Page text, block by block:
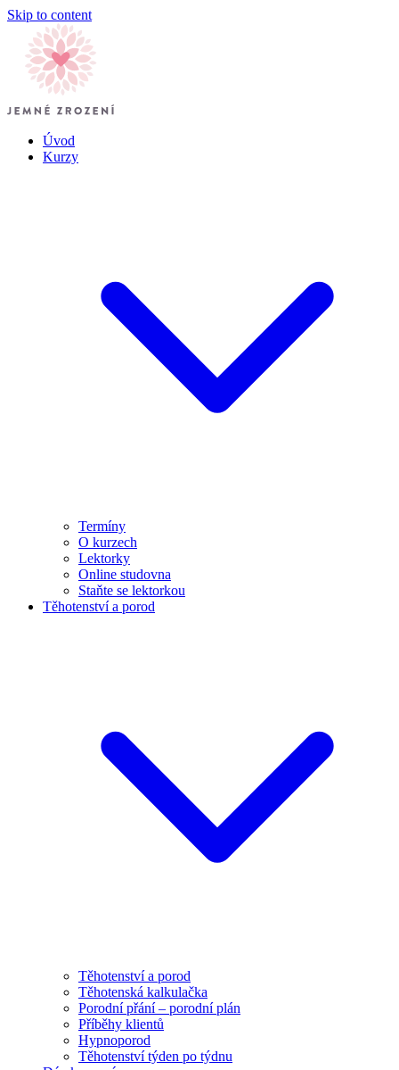
Skip to content
Úvod
Kurzy
Termíny
O kurzech
Lektorky
Online studovna
Staňte se lektorkou
Těhotenství a porod
Těhotenství a porod
Těhotenská kalkulačka
Porodní přání – porodní plán
Příběhy klientů
Hypnoporod
Těhotenství týden po týdnu